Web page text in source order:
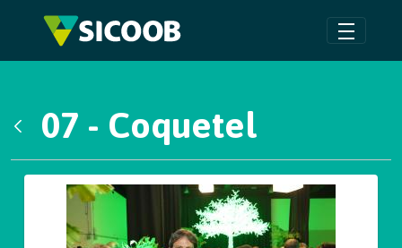
Pular para o Conteúdo principal
07 - Coquetel
Galeria de Mídias